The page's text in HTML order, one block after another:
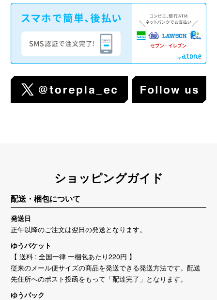
ショッピングガイド
配送・梱包について
発送日
正午以降のご注文は翌日の発送となります。
ゆうパケット
【 送料 : 全国一律 一梱包あたり220円 】
従来のメール便サイズの商品を発送できる発送方法です。配送
先住所へのポスト投函をもって「配達完了」となります。
ゆうパック